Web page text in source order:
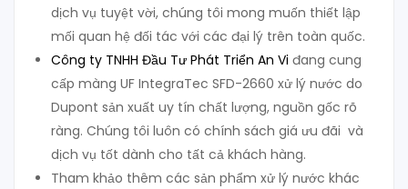
dịch vụ tuyệt vời, chúng tôi mong muốn thiết lập
mối quan hệ đối tác với các đại lý trên toàn quốc.
Công ty TNHH Đầu Tư Phát Triển An Vi đang cung
cấp màng UF IntegraTec SFD-2660 xử lý nước do
Dupont sản xuất uy tín chất lượng, nguồn gốc rõ
ràng. Chúng tôi luôn có chính sách giá ưu đãi và
dịch vụ tốt dành cho tất cả khách hàng.
Tham khảo thêm các sản phẩm xử lý nước khác